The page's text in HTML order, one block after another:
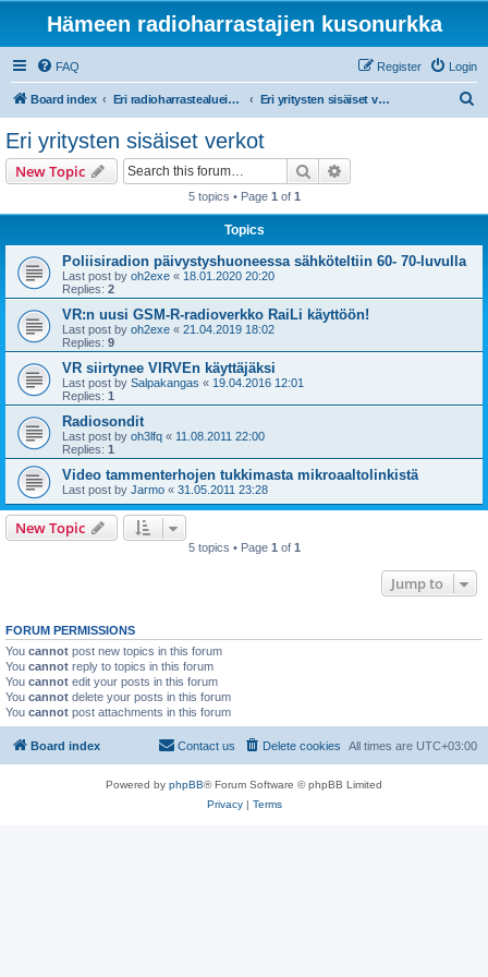
Hämeen radioharrastajien kusonurkka
FAQ Login
Register
Board index Eri radioharrastealueiden mukaiset osastot Eri yritysten sisäiset verkot
Eri yritysten sisäiset verkot
New Topic Search
5 topics • Page 1 of 1
Topics
Poliisiradion päivystyshuoneessa sähköteltiin 60- 70-luvulla
Last post by oh2exe « 18.01.2020 20:20
Replies: 2
VR:n uusi GSM-R-radioverkko RaiLi käyttöön!
Last post by oh2exe « 21.04.2019 18:02
Replies: 9
VR siirtynee VIRVEn käyttäjäksi
Last post by Salpakangas « 19.04.2016 12:01
Replies: 1
Radiosondit
Last post by oh3lfq « 11.08.2011 22:00
Replies: 1
Video tammenterhojen tukkimasta mikroaaltolinkistä
Last post by Jarmo « 31.05.2011 23:28
New Topic
5 topics • Page 1 of 1
Jump to
FORUM PERMISSIONS
You cannot post new topics in this forum
You cannot reply to topics in this forum
You cannot edit your posts in this forum
You cannot delete your posts in this forum
You cannot post attachments in this forum
Board index All times are UTC+03:00
Delete cookies
Contact us
Powered by phpBB® Forum Software © phpBB Limited
Privacy| Terms